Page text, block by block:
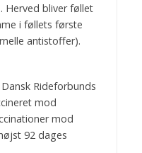
Herved bliver føllet
i føllets første
antistoffer).
Rideforbunds
mod
mod
92 dages